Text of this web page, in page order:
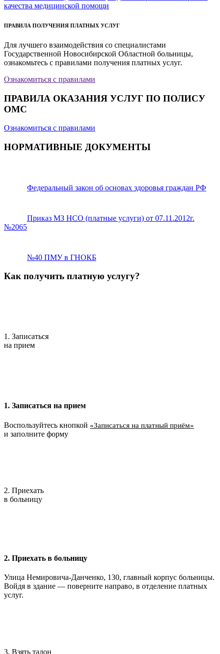
качества медицинской помощи
ПРАВИЛА ПОЛУЧЕНИЯ ПЛАТНЫХ УСЛУГ
Для лучшего взаимодействия со специалистами
Государственной Новосибирской Областной больницы,
ознакомьтесь с правилами получения платных услуг.
Ознакомиться с правилами
ПРАВИЛА ОКАЗАНИЯ УСЛУГ ПО ПОЛИСУ
ОМС
Ознакомиться с правилами
НОРМАТИВНЫЕ ДОКУМЕНТЫ
Федеральный закон об основах здоровья граждан РФ
Приказ МЗ НСО (платные услуги) от 07.11.2012г.
№2065
№40 ПМУ в ГНОКБ
Как получить платную услугу?
1. Записаться
на прием
1. Записаться на прием
Воспользуйтесь кнопкой «Записаться на платный приём»
и заполните форму
2. Приехать
в больницу
2. Приехать в больницу
Улица Немировича-Данченко, 130, главный корпус больницы.
Войдя в здание — поверните направо, в отделение платных
услуг.
3. Взять талон